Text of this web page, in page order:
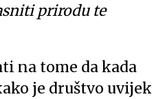
prirodu te
na tome da kada
je društvo uvijek